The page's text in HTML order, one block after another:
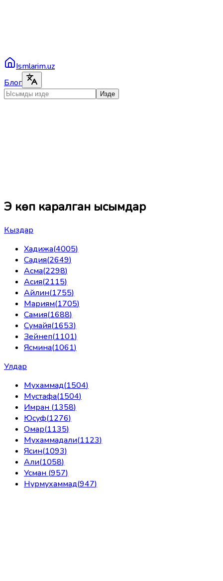
Ismlarim.uz
Блог
Изде
Эң көп каралган ысымдар
Кыздар
Хадижа(4005)
Садия(2649)
Асма(2298)
Асия(2115)
Айлин(1755)
Мариям(1705)
Самия(1688)
Сумайя(1653)
Зейнеп(1101)
Ясмина(1061)
Улдар
Мухаммад(1504)
Мустафа(1504)
Имран (1358)
Юсуф(1276)
Омар(1135)
Мухаммадали(1123)
Ясин(1093)
Али(1058)
Усман (957)
Нурмухаммад(947)